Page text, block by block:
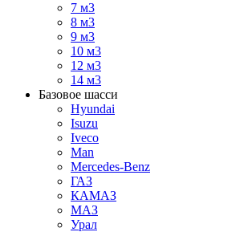
7 м3
8 м3
9 м3
10 м3
12 м3
14 м3
Базовое шасси
Hyundai
Isuzu
Iveco
Man
Mercedes-Benz
ГАЗ
КАМАЗ
МАЗ
Урал